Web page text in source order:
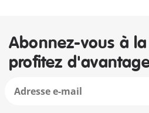
Abonnez-vous à
profitez